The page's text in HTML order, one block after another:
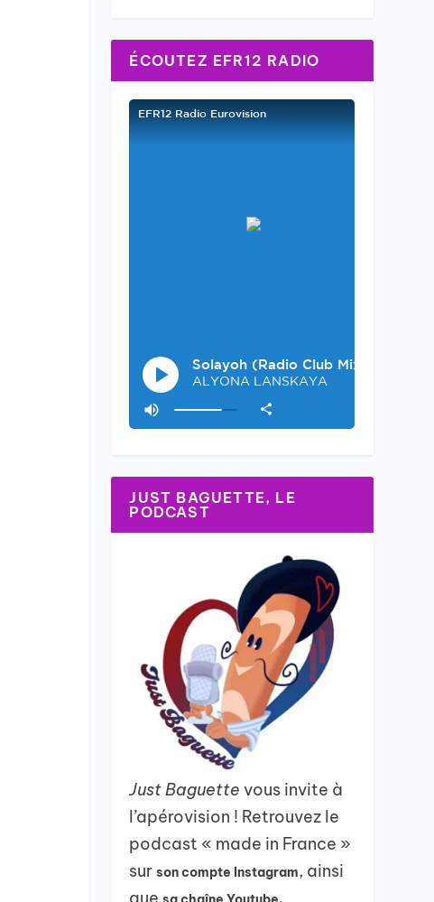
ÉCOUTEZ EFR12 RADIO
JUST BAGUETTE, LE
PODCAST
Just Baguettevous invite à
l’apérovision ! Retrouvez le
podcast « made in France »
surson compte Instagram, ainsi